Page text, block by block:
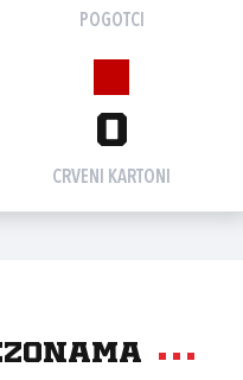
POGOTCI
0
CRVENI KARTONI